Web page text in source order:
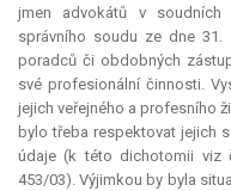
jmen advokátů v soudních
správního soudu ze dne 31.
poradců či obdobných
své profesionální činnosti.
jejich veřejného a profesního
bylo třeba respektovat jejich
údaje (k této dichotomii viz
453/03). Výjimkou by byla